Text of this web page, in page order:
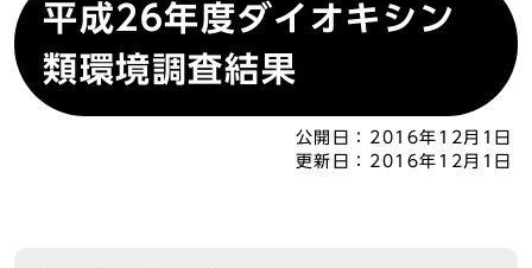
平成26年度ダイオキシン
類環境調査結果
公開日： 2016年12月1日
更新日： 2016年12月1日